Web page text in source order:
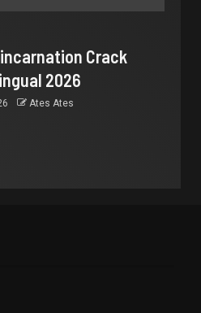
Crack
2026
Ates Ates